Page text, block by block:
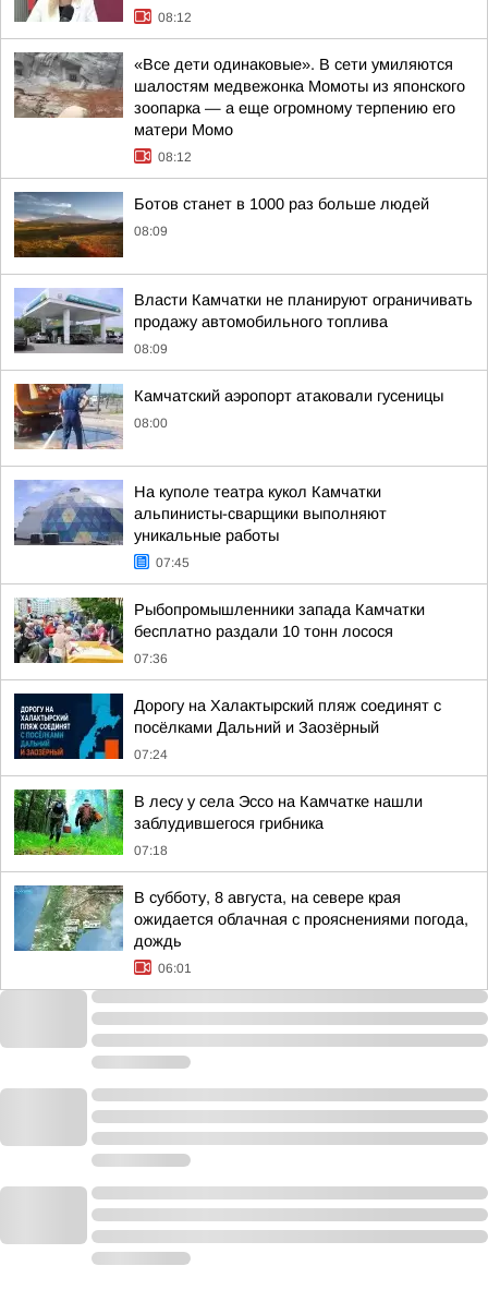
08:12
«Все дети одинаковые». В сети умиляются
шалостям медвежонка Момоты из японского
зоопарка — а еще огромному терпению его
матери Момо
08:12
Ботов станет в 1000 раз больше людей
08:09
Власти Камчатки не планируют ограничивать
продажу автомобильного топлива
08:09
Камчатский аэропорт атаковали гусеницы
08:00
На куполе театра кукол Камчатки
альпинисты-сварщики выполняют
уникальные работы
07:45
Рыбопромышленники запада Камчатки
бесплатно раздали 10 тонн лосося
07:36
Дорогу на Халактырский пляж соединят с
посёлками Дальний и Заозёрный
07:24
В лесу у села Эссо на Камчатке нашли
заблудившегося грибника
07:18
В субботу, 8 августа, на севере края
ожидается облачная с прояснениями погода,
дождь
06:01